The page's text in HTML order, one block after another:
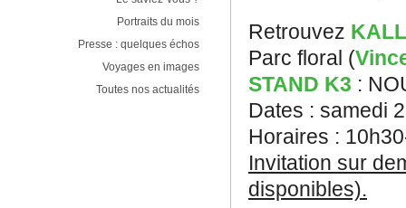
Portraits du mois
Presse : quelques échos
Voyages en images
Toutes nos actualités
Retrouvez
Parc floral (
STAND K3 :
Dates : samedi
Horaires :
Invitation sur
disponibles).